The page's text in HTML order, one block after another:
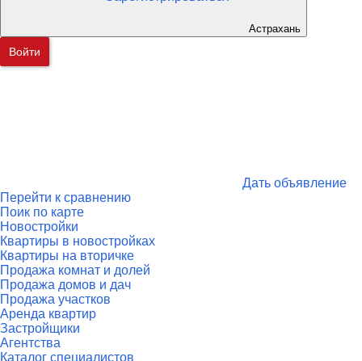
Астрахань
Войти
Дать объявление
Перейти к сравнению
Поик по карте
Новостройки
Квартиры в новостройках
Квартиры на вторичке
Продажа комнат и долей
Продажа домов и дач
Продажа участков
Аренда квартир
Застройщики
Агентства
Каталог специалистов